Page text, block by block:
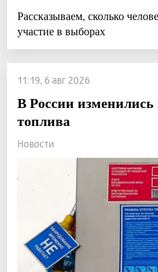
Рассказываем, сколько
участие в выборах
11:19, 6 авг 2026
В России
топлива
Новости